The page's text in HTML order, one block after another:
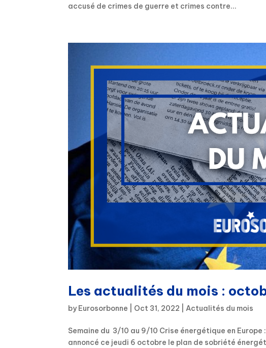
accusé de crimes de guerre et crimes contre...
Les actualités du mois :
by Eurosorbonne Oct 31, 2022 |Actualités du mois
Semaine du 3/10 au 9/10 Crise énergétique en
annoncé ce jeudi 6 octobre le plan de sobriété